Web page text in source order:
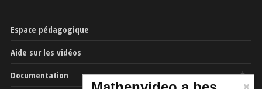
Espace pédagogique
Aide sur les vidéos
Documentation